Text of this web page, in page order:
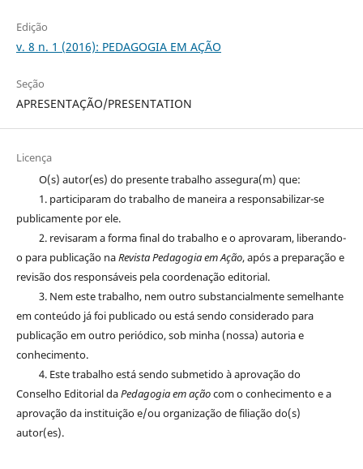
Edição
v. 8 n. 1 (2016): PEDAGOGIA EM AÇÃO
Seção
APRESENTAÇÃO/PRESENTATION
Licença
O(s) autor(es) do presente trabalho assegura(m) que:
1. participaram do trabalho de maneira a responsabilizar-se
publicamente por ele.
2. revisaram a forma final do trabalho e o aprovaram, liberando-
o para publicação naRevista Pedagogia em Ação, após a preparação e
revisão dos responsáveis pela coordenação editorial.
3. Nem este trabalho, nem outro substancialmente semelhante
em conteúdo já foi publicado ou está sendo considerado para
publicação em outro periódico, sob minha (nossa) autoria e
conhecimento.
4. Este trabalho está sendo submetido à aprovação do
Conselho Editorial daPedagogia em açãocom o conhecimento e a
aprovação da instituição e/ou organização de filiação do(s)
autor(es).